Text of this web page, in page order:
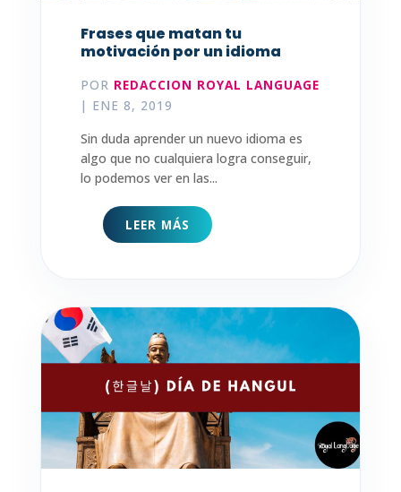
Frases que matan tu
motivación por un idioma
POR REDACCION ROYAL LANGUAGE
| ENE 8, 2019
Sin duda aprender un nuevo idioma es
algo que no cualquiera logra conseguir,
lo podemos ver en las...
LEER MÁS